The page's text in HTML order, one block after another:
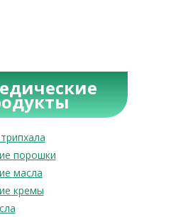
порошки
масла
кремы